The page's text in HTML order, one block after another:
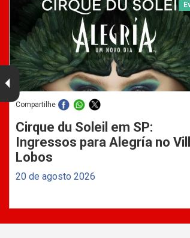
Compartilhe
Cirque du Soleil em SP:
Ingressos para Alegría no
Lobos
20 de agosto 2026